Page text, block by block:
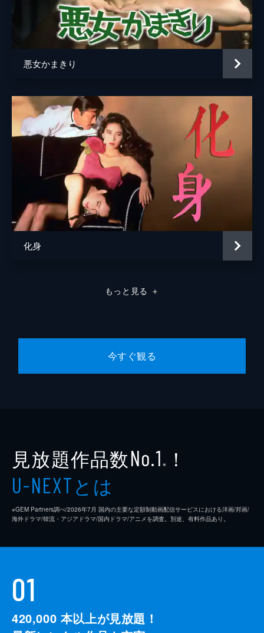
悪女かまきり
化身
もっと見る ＋
今すぐ観る
見放題作品数No.1 ※ ！
U-NEXTとは
※GEM Partners調べ/2026年7⽉ 国内の主要な定額制動画配信サービスにおける洋画/邦画/
海外ドラマ/韓流・アジアドラマ/国内ドラマ/アニメを調査。別途、有料作品あり。
01
420,000 本以上が見放題！